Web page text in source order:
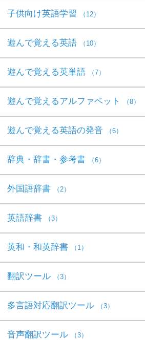
子供向け英語学習 （12）
遊んで覚える英語 （10）
遊んで覚える英単語 （7）
遊んで覚えるアルファベット （8）
遊んで覚える英語の発音 （6）
辞典・辞書・参考書 （6）
外国語辞書 （2）
英語辞書 （3）
英和・和英辞書 （1）
翻訳ツール （3）
多言語対応翻訳ツール （3）
音声翻訳ツール （3）